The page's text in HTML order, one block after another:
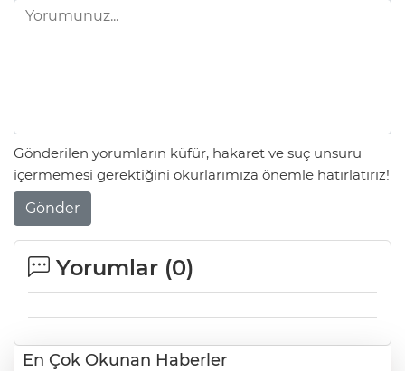
Gönderilen yorumların küfür, hakaret ve suç unsuru
içermemesi gerektiğini okurlarımıza önemle hatırlatırız!
Gönder
Yorumlar (0)
En Çok Okunan Haberler